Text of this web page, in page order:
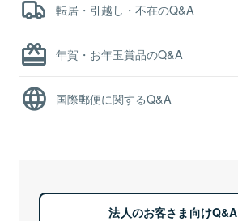
転居・引越し・不在のQ&A
年賀・お年玉賞品のQ&A
国際郵便に関するQ&A
法人のお客さま向けQ&A